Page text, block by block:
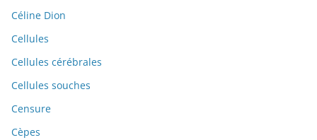
Céline Dion
Cellules
Cellules cérébrales
Cellules souches
Censure
Cèpes